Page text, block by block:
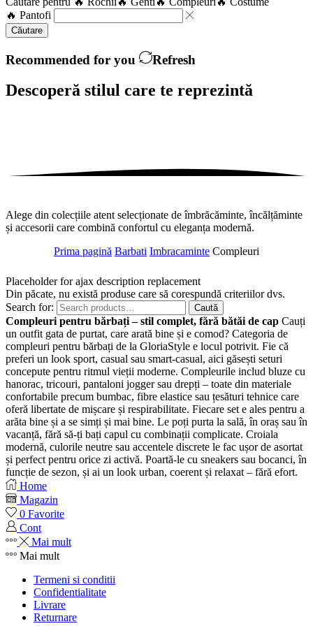
🔥 Pantofi
Căutare
Recommended for you Refresh
Descoperă stilul care te reprezintă
Alege din colecțiile atent selecționate de îmbrăcăminte, încălțăminte
și accesorii care combină confortul cu eleganța modernă.
Prima pagină Barbati Imbracaminte Compleuri
Placeholder for ajax description replacement
Din păcate, nu există produse care să corespundă criteriilor dvs.
Search for:
Caută
Compleuri pentru bărbați – stil complet, fără bătăi de cap Cauți
un outfit gata de purtat, care arată bine și e comod? Categoria de
compleuri pentru bărbați de la GloriaStyle e locul potrivit. Fie că
preferi un look sport, casual sau smart-casual, aici găsești seturi
concepute pentru ritmul vieții moderne. Compleurile includ bluze cu
hanorac, tricouri, pantaloni jogger sau drepți – toate din materiale
confortabile precum bumbac, fibre elastice sau țesături tehnice care
oferă libertate de mișcare și respirabilitate. Fiecare set e ales pentru a
arăta bine și a se simți și mai bine. Le poți purta la sală, în oraș sau în
vacanță, fără să-ți bați capul cu combinații complicate. Croiala
modernă, culorile neutre sau accentele discrete le fac ușor de asortat
și perfect pentru orice zi activă. Poartă-le cu sneakers sau bocanci, în
funcție de sezon, și ai un look urban, coerent și relaxat – fără efort.
Home
Magazin
0 Favorite
Cont
Mai mult
Mai mult
Termeni si conditii
Confidentialitate
Livrare
Returnare